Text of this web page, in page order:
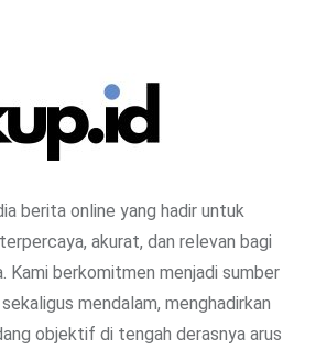
berita online yang hadir untuk
akurat, dan relevan bagi
Kami berkomitmen menjadi sumber
mendalam, menghadirkan
objektif di tengah derasnya arus